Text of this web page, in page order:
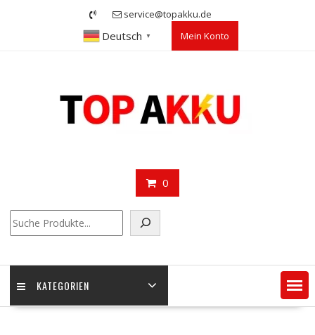
service@topakku.de
Deutsch ▼ Mein Konto
0
KATEGORIEN